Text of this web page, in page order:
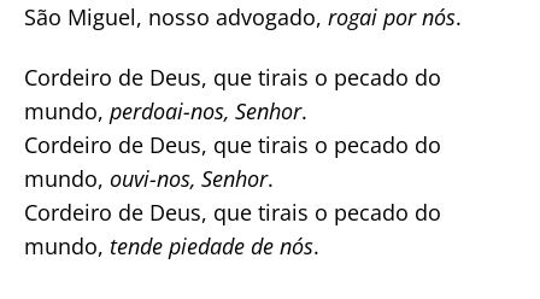
São Miguel, nosso advogado, rogai por nós.
Cordeiro de Deus, que tirais o pecado do
mundo, perdoai-nos, Senhor.
Cordeiro de Deus, que tirais o pecado do
mundo, ouvi-nos, Senhor.
Cordeiro de Deus, que tirais o pecado do
mundo, tende piedade de nós.